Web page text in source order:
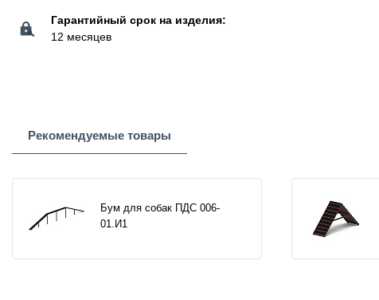
Гарантийный срок на изделия:
12 месяцев
Рекомендуемые товары
Бум для собак ПДС 006-
01.И1